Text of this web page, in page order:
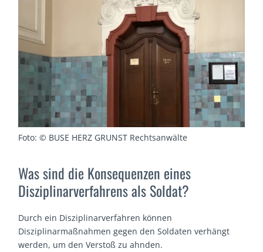
Foto: © BUSE HERZ GRUNST Rechtsanwälte
Was sind die Konsequenzen eines
Disziplinarverfahrens als Soldat?
Durch ein Disziplinarverfahren können
Disziplinarmaßnahmen gegen den Soldaten verhängt
werden, um den Verstoß zu ahnden.